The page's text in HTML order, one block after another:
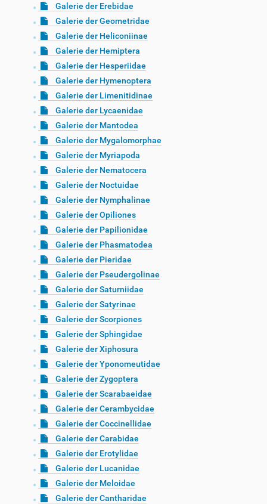
Galerie der Erebidae
Galerie der Geometridae
Galerie der Heliconiinae
Galerie der Hemiptera
Galerie der Hesperiidae
Galerie der Hymenoptera
Galerie der Limenitidinae
Galerie der Lycaenidae
Galerie der Mantodea
Galerie der Mygalomorphae
Galerie der Myriapoda
Galerie der Nematocera
Galerie der Noctuidae
Galerie der Nymphalinae
Galerie der Opiliones
Galerie der Papilionidae
Galerie der Phasmatodea
Galerie der Pieridae
Galerie der Pseudergolinae
Galerie der Saturniidae
Galerie der Satyrinae
Galerie der Scorpiones
Galerie der Sphingidae
Galerie der Xiphosura
Galerie der Yponomeutidae
Galerie der Zygoptera
Galerie der Scarabaeidae
Galerie der Cerambycidae
Galerie der Coccinellidae
Galerie der Carabidae
Galerie der Erotylidae
Galerie der Lucanidae
Galerie der Meloidae
Galerie der Cantharidae